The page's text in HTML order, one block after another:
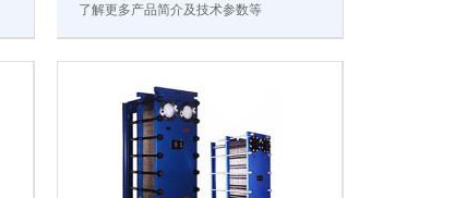
了解更多产品简介及技术参数等